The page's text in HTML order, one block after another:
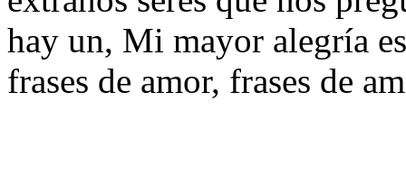
hay un, Mi mayor alegría
frases de amor, frases de